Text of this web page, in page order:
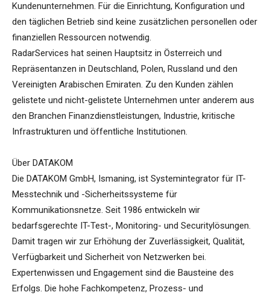
Kundenunternehmen. Für die Einrichtung, Konfiguration und
den täglichen Betrieb sind keine zusätzlichen personellen oder
finanziellen Ressourcen notwendig.
RadarServices hat seinen Hauptsitz in Österreich und
Repräsentanzen in Deutschland, Polen, Russland und den
Vereinigten Arabischen Emiraten. Zu den Kunden zählen
gelistete und nicht-gelistete Unternehmen unter anderem aus
den Branchen Finanzdienstleistungen, Industrie, kritische
Infrastrukturen und öffentliche Institutionen.
Über DATAKOM
Die DATAKOM GmbH, Ismaning, ist Systemintegrator für IT-
Messtechnik und -Sicherheitssysteme für
Kommunikationsnetze. Seit 1986 entwickeln wir
bedarfsgerechte IT-Test-, Monitoring- und Securitylösungen.
Damit tragen wir zur Erhöhung der Zuverlässigkeit, Qualität,
Verfügbarkeit und Sicherheit von Netzwerken bei.
Expertenwissen und Engagement sind die Bausteine des
Erfolgs. Die hohe Fachkompetenz, Prozess- und